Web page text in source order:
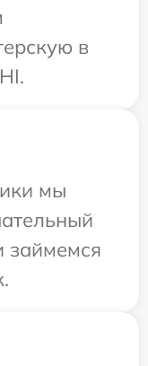
в
мы
займемся